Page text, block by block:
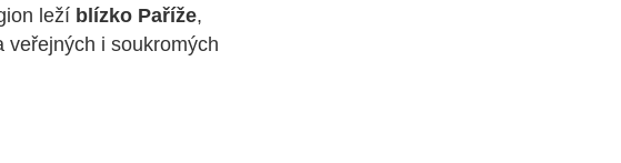
leží blízko Paříže,
veřejných i soukromých